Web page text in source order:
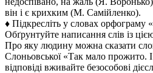
він і є крихким (М. Самійленко).
♦ Підкресліть у словах орфограму
Обґрунтуйте написання слів із
Про яку людину можна сказати
Слоньовської «Так мало прожито.
відповіді вживайте безособові